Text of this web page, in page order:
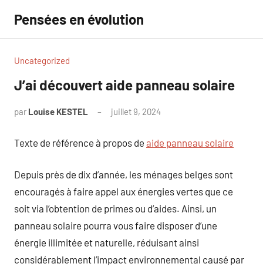
contenu
Pensées en évolution
Uncategorized
J’ai découvert aide panneau solaire
par Louise KESTEL juillet 9, 2024
Texte de référence à propos de aide panneau solaire
Depuis près de dix d’année, les ménages belges sont
encouragés à faire appel aux énergies vertes que ce
soit via l’obtention de primes ou d’aides. Ainsi, un
panneau solaire pourra vous faire disposer d’une
énergie illimitée et naturelle, réduisant ainsi
considérablement l’impact environnemental causé par